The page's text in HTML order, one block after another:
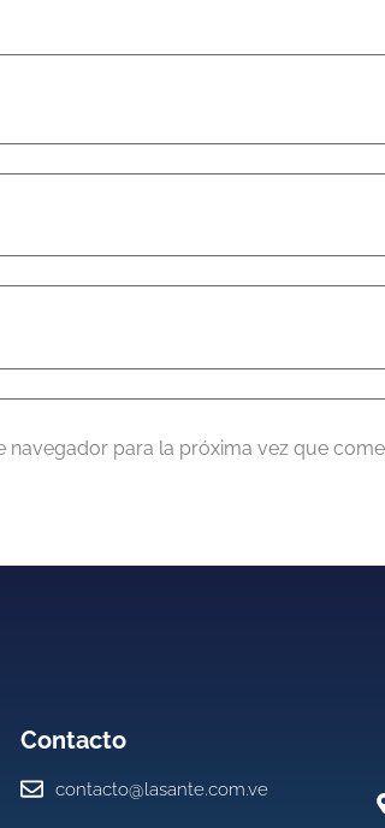
para la próxima vez que
Contacto
contacto@lasante.com.ve